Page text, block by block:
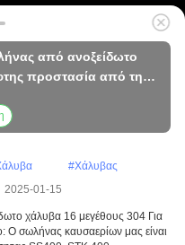
από ανοξείδωτο
προστασία από τη
#Χάλυβας
2025-01-15
χάλυβα 16 μεγέθους 304 Για
Ο σωλήνας καυσαερίων μας είναι